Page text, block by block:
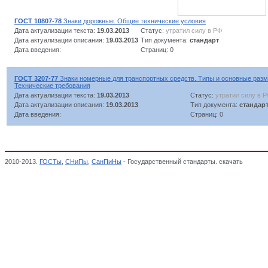
ГОСТ 10807-78 Знаки дорожные. Общие технические условия
Дата актуализации текста: 19.03.2013 Статус: утратил силу в РФ
Дата актуализации описания: 19.03.2013 Тип документа: стандарт
Дата введения:
Страниц: 0
ГОСТ 3207-77 Знаки номерные для транспортных средств. Типы и основные
Технические требования
Дата актуализации текста: 19.03.2013 Статус: утратил силу в
Дата актуализации описания: 19.03.2013 Тип документа: стандарт
Дата введения:
Страниц: 0
2010-2013. ГОСТы СНиПы СанПиНы - Государственный стандарты. скачать